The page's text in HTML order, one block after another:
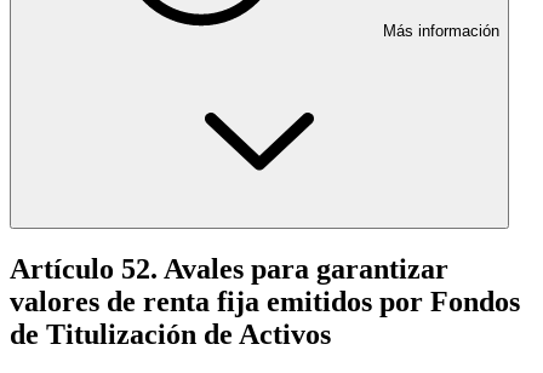
Más información
Artículo 52. Avales para garantizar
valores de renta fija emitidos por Fondos
de Titulización de Activos